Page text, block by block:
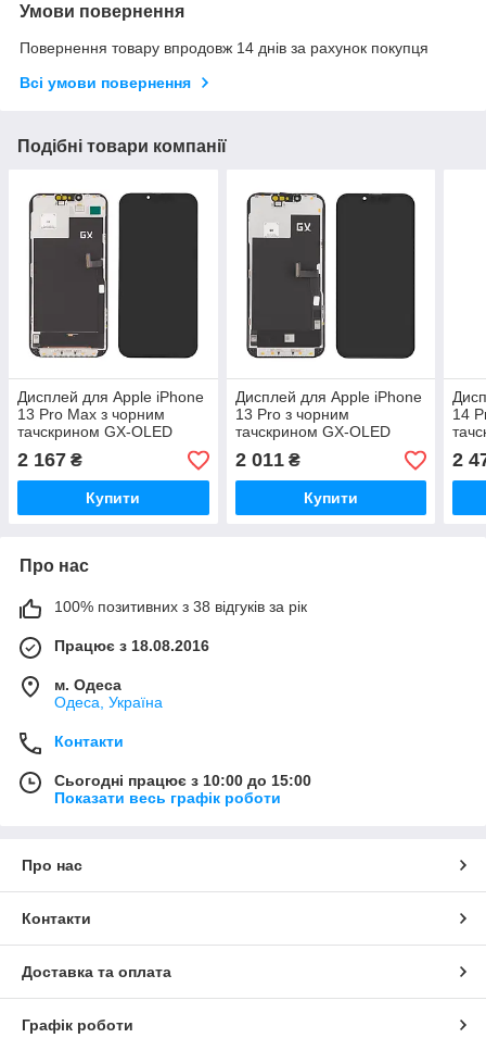
Умови повернення
Повернення товару впродовж 14 днів за рахунок покупця
Всі умови повернення
Подібні товари компанії
Дисплей для Apple iPhone
13 Pro Max з чорним
тачскрином GX-OLED
2 167 ₴
Купити
Дисплей для Apple iPhone
13 Pro з чорним
тачскрином GX-OLED
2 011₴
Купити
14
2
Про нас
100% позитивних з 38 відгуків за рік
Працює з 18.08.2016
м. Одеса
Одеса, Україна
Контакти
Сьогодні працює з 10:00 до 15:00
Показати весь графік роботи
Про нас
Контакти
Доставка та оплата
Графік роботи